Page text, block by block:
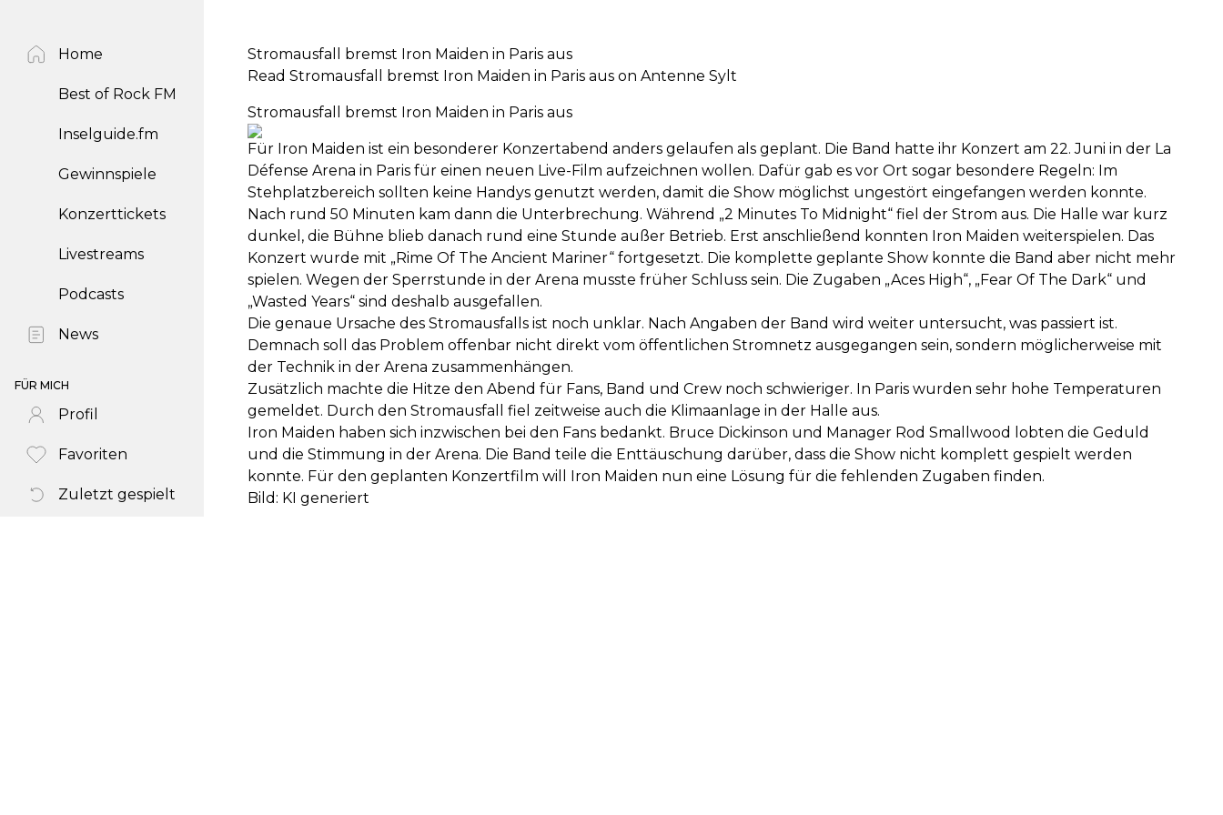
Home
Best of Rock FM
Inselguide.fm
Gewinnspiele
Konzerttickets
Livestreams
Podcasts
News
FÜR MICH
Profil
Favoriten
Zuletzt gespielt
Stromausfall bremst Iron Maiden in Paris aus
Read Stromausfall bremst Iron Maiden in Paris aus on Antenne Sylt
Stromausfall bremst Iron Maiden in Paris aus
Für Iron Maiden ist ein besonderer Konzertabend anders gelaufen als geplant. Die Band hatte ihr Konzert am 22. Juni in der La
Défense Arena in Paris für einen neuen Live-Film aufzeichnen wollen. Dafür gab es vor Ort sogar besondere Regeln: Im
Stehplatzbereich sollten keine Handys genutzt werden, damit die Show möglichst ungestört eingefangen werden konnte.
Nach rund 50 Minuten kam dann die Unterbrechung. Während „2 Minutes To Midnight“ fiel der Strom aus. Die Halle war kurz
dunkel, die Bühne blieb danach rund eine Stunde außer Betrieb. Erst anschließend konnten Iron Maiden weiterspielen. Das
Konzert wurde mit „Rime Of The Ancient Mariner“ fortgesetzt. Die komplette geplante Show konnte die Band aber nicht mehr
spielen. Wegen der Sperrstunde in der Arena musste früher Schluss sein. Die Zugaben „Aces High“, „Fear Of The Dark“ und
„Wasted Years“ sind deshalb ausgefallen.
Die genaue Ursache des Stromausfalls ist noch unklar. Nach Angaben der Band wird weiter untersucht, was passiert ist.
Demnach soll das Problem offenbar nicht direkt vom öffentlichen Stromnetz ausgegangen sein, sondern möglicherweise mit
der Technik in der Arena zusammenhängen.
Zusätzlich machte die Hitze den Abend für Fans, Band und Crew noch schwieriger. In Paris wurden sehr hohe Temperaturen
gemeldet. Durch den Stromausfall fiel zeitweise auch die Klimaanlage in der Halle aus.
Iron Maiden haben sich inzwischen bei den Fans bedankt. Bruce Dickinson und Manager Rod Smallwood lobten die Geduld
und die Stimmung in der Arena. Die Band teile die Enttäuschung darüber, dass die Show nicht komplett gespielt werden
konnte. Für den geplanten Konzertfilm will Iron Maiden nun eine Lösung für die fehlenden Zugaben finden.
Bild: KI generiert